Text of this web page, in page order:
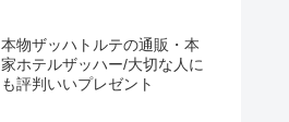
本物ザッハトルテの通販・本
家ホテルザッハー/大切な人に
も評判いいプレゼント